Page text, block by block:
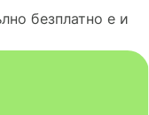
безплатно е и